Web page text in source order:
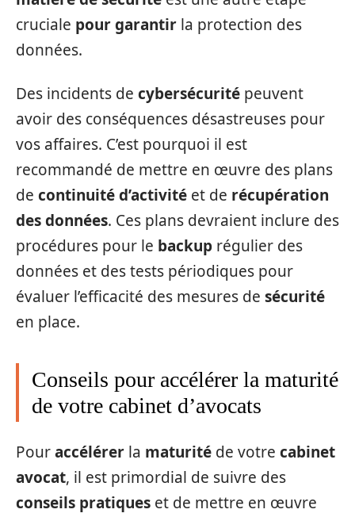
cruciale pour garantir la protection des
données.
Des incidents de cybersécurité peuvent
avoir des conséquences désastreuses pour
vos affaires. C’est pourquoi il est
recommandé de mettre en œuvre des plans
de continuité d’activité et de récupération
des données. Ces plans devraient inclure des
procédures pour le backup régulier des
données et des tests périodiques pour
évaluer l’efficacité des mesures de sécurité
en place.
Conseils pour accélérer la maturité
de votre cabinet d’avocats
Pouraccélérer la maturité de votre cabinet
avocat, il est primordial de suivre des
conseils pratiques et de mettre en œuvre